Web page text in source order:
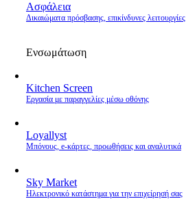
Ασφάλεια
Δικαιώματα πρόσβασης, επικίνδυνες λειτουργίες
Ενσωμάτωση
Kitchen Screen
Εργασία με παραγγελίες μέσω οθόνης
Loyallyst
Μπόνους, e‑κάρτες, προωθήσεις και αναλυτικά
Sky Market
Ηλεκτρονικό κατάστημα για την επιχείρησή σας